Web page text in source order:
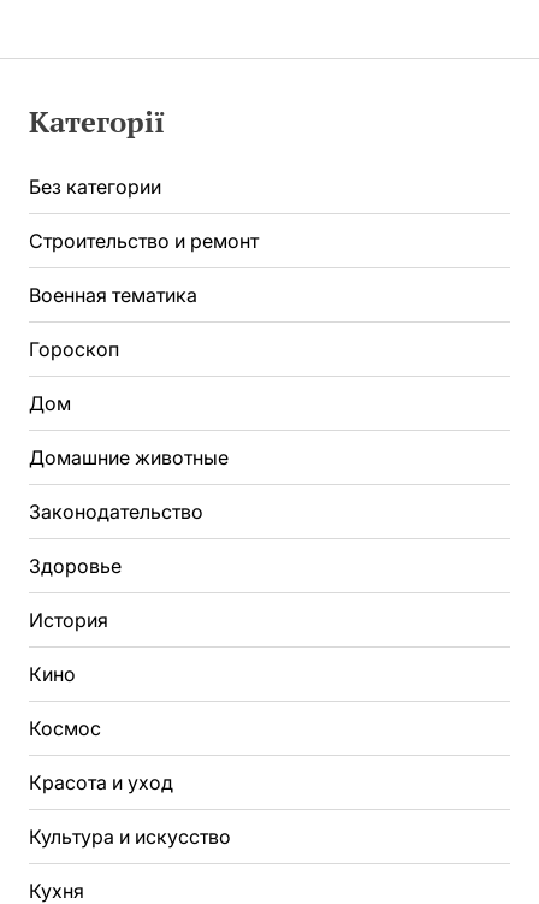
Категорії
Без категории
Строительство и ремонт
Военная тематика
Гороскоп
Дом
Домашние животные
Законодательство
Здоровье
История
Кино
Космос
Красота и уход
Культура и искусство
Кухня